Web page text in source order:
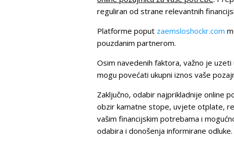
reguliran od strane relevantnih
Platforme poput zaemsloshockr.com
pouzdanim partnerom.
Osim navedenih faktora, važno je
mogu povećati ukupni iznos vaše
Zaključno, odabir najprikladnije online
obzir kamatne stope, uvjete otplate,
vašim financijskim potrebama i
odabira i donošenja informirane odluke.